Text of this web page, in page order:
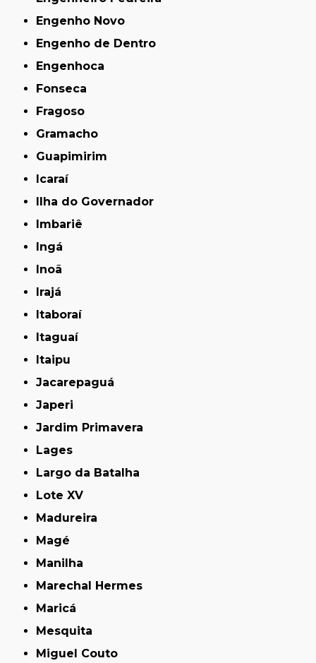
Engenho Novo
Engenho de Dentro
Engenhoca
Fonseca
Fragoso
Gramacho
Guapimirim
Icaraí
Ilha do Governador
Imbariê
Ingá
Inoã
Irajá
Itaboraí
Itaguaí
Itaipu
Jacarepaguá
Japeri
Jardim Primavera
Lages
Largo da Batalha
Lote XV
Madureira
Magé
Manilha
Marechal Hermes
Maricá
Mesquita
Miguel Couto